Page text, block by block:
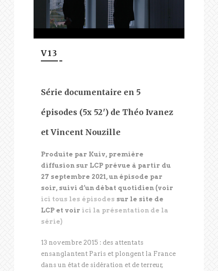
V13
Série documentaire en 5
épisodes (5x 52′) de Théo Ivanez
et Vincent Nouzille
Produite par Kuiv, première
diffusion sur LCP prévue à partir du
27 septembre 2021, un épisode par
soir, suivi d’un débat quotidien (voir
ici tous les épisodes sur le site de
LCP et voir ici la présentation de la
série)
13 novembre 2015 : des attentats
ensanglantent Paris et plongent la France
dans un état de sidération et de terreur,